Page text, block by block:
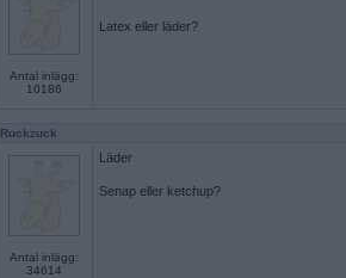
Antal inlägg:
10186
Latex eller läder?
Ruckzuck
Antal inlägg:
34614
Läder
Senap eller ketchup?